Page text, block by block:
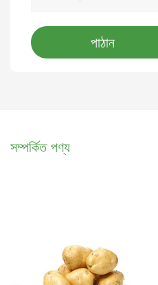
পাঠান
সম্পর্কিত পণ্য